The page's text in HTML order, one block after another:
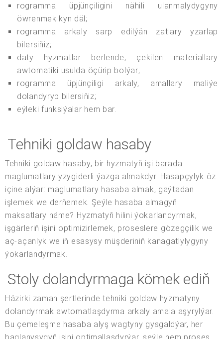
rogramma üpjünçiligini nähili ulanmalydygyny
öwrenmek kyn däl;
rogramma arkaly sarp edilýän zatlary yzarlap
bilersiňiz;
daty hyzmatlar berlende, çekilen materiallary
awtomatiki usulda öçürip bolýar;
rogramma üpjünçiligi arkaly, amallary maliýe
dolandyryp bilersiňiz;
eýleki funksiýalar hem bar.
Tehniki goldaw hasaby
Tehniki goldaw hasaby, bir hyzmatyň işi barada
maglumatlary yzygiderli ýazga almakdyr. Hasapçylyk öz
içine alýar: maglumatlary hasaba almak, gaýtadan
işlemek we derňemek. Şeýle hasaba almagyň
maksatlary näme? Hyzmatyň hilini ýokarlandyrmak,
işgärleriň işini optimizirlemek, proseslere gözegçilik we
aç-açanlyk we iň esasysy müşderiniň kanagatlylygyny
ýokarlandyrmak.
Stoly dolandyrmaga kömek ediň
Häzirki zaman şertlerinde tehniki goldaw hyzmatyny
dolandyrmak awtomatlaşdyrma arkaly amala aşyrylýar.
Bu çemeleşme hasaba alyş wagtyny gysgaldýar, her
baglanyşygyň işini optimallaşdyrýar, şeýle hem proses